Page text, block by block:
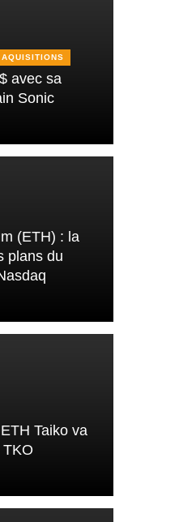
avec sa
Sonic
(ETH) : la
plans du
Taiko va